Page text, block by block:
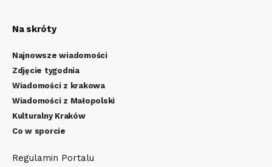
Na skróty
Najnowsze wiadomości
Zdjęcie tygodnia
Wiadomości z krakowa
Wiadomości z Małopolski
Kulturalny Kraków
Co w sporcie
Regulamin Portalu